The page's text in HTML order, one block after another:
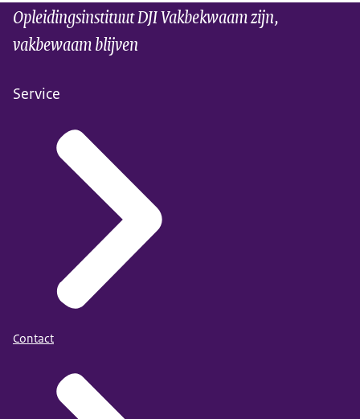
Opleidingsinstituut DJI Vakbekwaam zijn,
vakbewaam blijven
Service
Contact